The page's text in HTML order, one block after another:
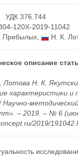
УДК 376.744
120X-2019-11042
Прибылых, Н. К.
описание
Лотова Н. К.
характеристики и
– 2019. – № 6
2019/